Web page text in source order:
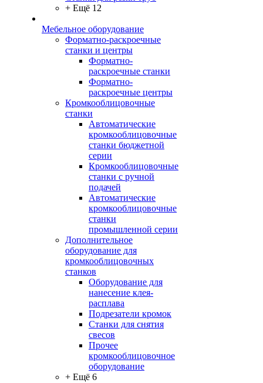
+ Ещё 12
Мебельное оборудование
Форматно-раскроечные
станки и центры
Форматно-
раскроечные станки
Форматно-
раскроечные центры
Кромкооблицовочные
станки
Автоматические
кромкооблицовочные
станки бюджетной
серии
Кромкооблицовочные
станки с ручной
подачей
Автоматические
кромкооблицовочные
станки
промышленной серии
Дополнительное
оборудование для
кромкооблицовочных
станков
Оборудование для
нанесение клея-
расплава
Подрезатели кромок
Станки для снятия
свесов
Прочее
кромкооблицовочное
оборудование
+ Ещё 6